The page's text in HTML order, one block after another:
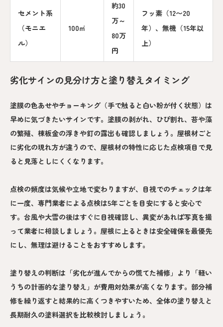
セメント系
（モニエ
ル）
100㎡
約30
万～
80万
円
フッ素（12〜20
年）、無機（15年以
上）
劣化サインの見分け方と塗り替えタイミング
塗膜の色あせやチョーキング（手で触ると白い粉が付く状態）は
早めに気づきたいサインです。塗膜の剥がれ、ひび割れ、苔や藻
の繁殖、棟板金の浮きや釘の露出も確認しましょう。屋根材ごと
に劣化の現れ方が違うので、屋根材の特性に応じた点検項目で見
ると見落としにくくなります。
点検の頻度は気候や立地で変わりますが、目視でのチェックは年
に一度、専門業者による点検は5年ごとを目安にすると安心で
す。台風や大雪の後はすぐに目視確認し、異変があれば写真を撮
って業者に相談しましょう。屋根に上るときは安全確保を最優先
にし、無理は避けることをおすすめします。
塗り替えの判断は「劣化が進んでからの慌てた補修」より「軽い
うちの計画的な塗り替え」が費用対効果が高くなります。部分補
修を繰り返すと結果的に高くつきやすいため、全体の塗り替えと
長期耐久の塗料選択を比較検討しましょう。